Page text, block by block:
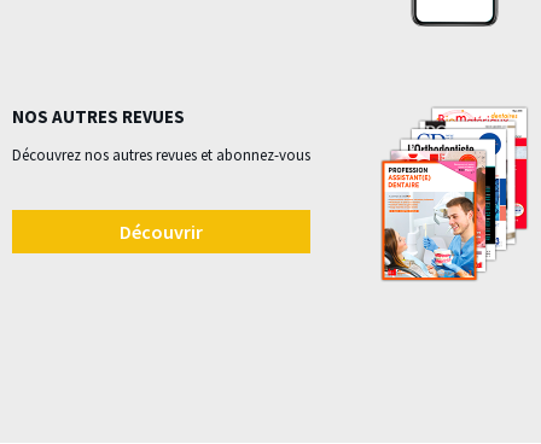
NOS AUTRES REVUES
Découvrez nos autres revues et abonnez-vous
Découvrir